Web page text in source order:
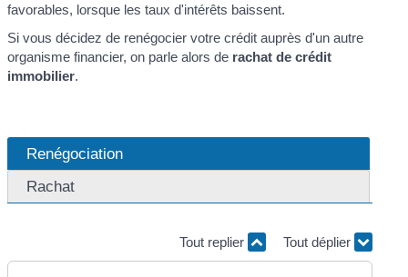
favorables, lorsque les taux d'intérêts baissent.
Si vous décidez de renégocier votre crédit auprès d'un autre
organisme financier, on parle alors de rachat de crédit
immobilier.
Renégociation
Rachat
Tout replier Tout déplier